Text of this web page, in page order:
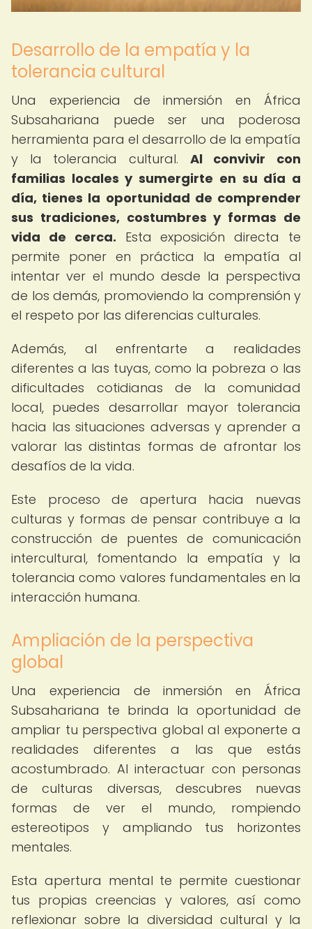
Desarrollo de la empatía y la
tolerancia cultural
Una experiencia de inmersión en África
Subsahariana puede ser una poderosa
herramienta para el desarrollo de la empatía
y la tolerancia cultural. Al convivir con
familias locales y sumergirte en su día a
día, tienes la oportunidad de comprender
sus tradiciones, costumbres y formas de
vida de cerca. Esta exposición directa te
permite poner en práctica la empatía al
intentar ver el mundo desde la perspectiva
de los demás, promoviendo la comprensión y
el respeto por las diferencias culturales.
Además, al enfrentarte a realidades
diferentes a las tuyas, como la pobreza o las
dificultades cotidianas de la comunidad
local, puedes desarrollar mayor tolerancia
hacia las situaciones adversas y aprender a
valorar las distintas formas de afrontar los
desafíos de la vida.
Este proceso de apertura hacia nuevas
culturas y formas de pensar contribuye a la
construcción de puentes de comunicación
intercultural, fomentando la empatía y la
tolerancia como valores fundamentales en la
interacción humana.
Ampliación de la perspectiva
global
Una experiencia de inmersión en África
Subsahariana te brinda la oportunidad de
ampliar tu perspectiva global al exponerte a
realidades diferentes a las que estás
acostumbrado. Al interactuar con personas
de culturas diversas, descubres nuevas
formas de ver el mundo, rompiendo
estereotipos y ampliando tus horizontes
mentales.
Esta apertura mental te permite cuestionar
tus propias creencias y valores, así como
reflexionar sobre la diversidad cultural y la